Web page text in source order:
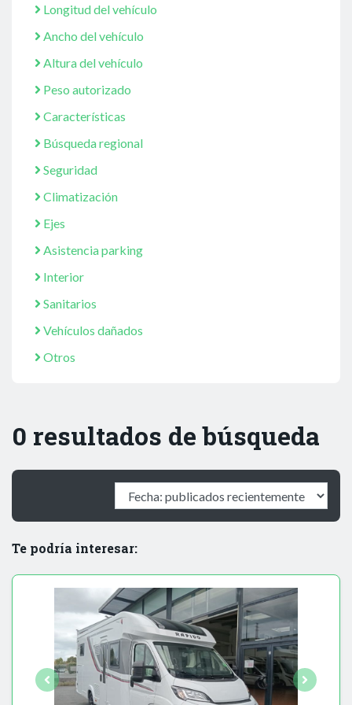
Longitud del vehículo
Ancho del vehículo
Altura del vehículo
Peso autorizado
Características
Búsqueda regional
Seguridad
Climatización
Ejes
Asistencia parking
Interior
Sanitarios
Vehículos dañados
Otros
0 resultados de búsqueda
Te podría interesar: